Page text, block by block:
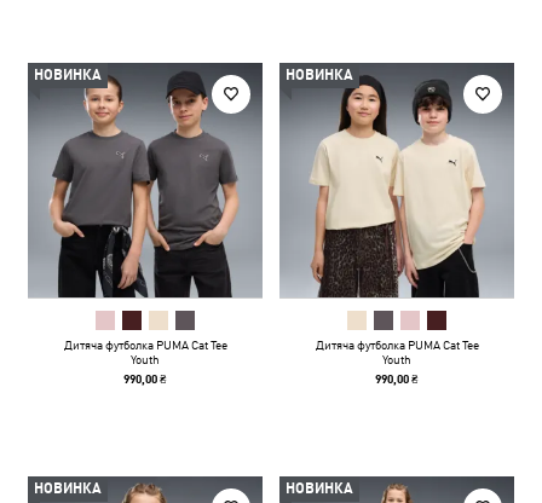
НОВИНКА
Дитяча футболка PUMA Cat Tee
Youth
990,00 ₴
НОВИНКА
Дитяча футболка PUMA Cat Tee
Youth
990,00 ₴
НОВИНКА НОВИНКА